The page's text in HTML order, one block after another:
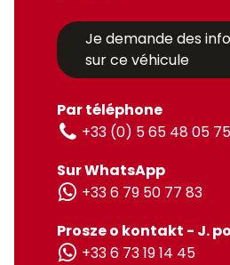
Je demande des
sur ce véhicule
Par téléphone
+33 (0) 5 65 48 05 75
Sur WhatsApp
+33 6 79 50 77 83
Prosze o kontakt - J.
+33 6 73 19 14 45